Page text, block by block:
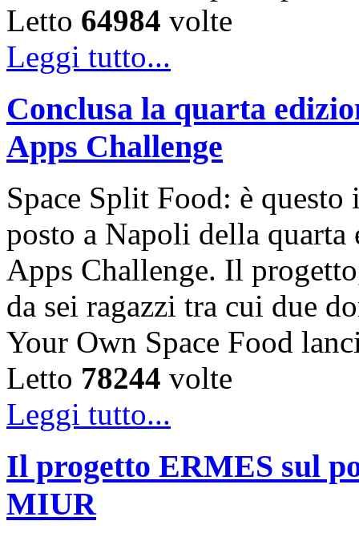
Letto 64984 volte
Leggi tutto...
Conclusa la quarta
Apps Challenge
Space Split Food: è
posto a Napoli della quarta
Apps Challenge. Il
da sei ragazzi tra cui due
Your Own Space Food
Letto 78244 volte
Leggi tutto...
Il progetto ERMES sul
MIUR